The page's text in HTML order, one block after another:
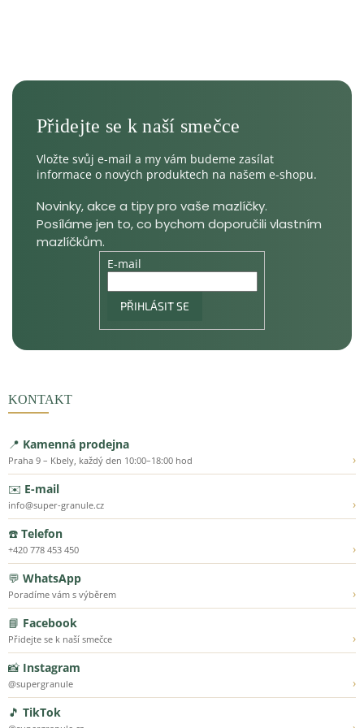
Vložte svůj e-mail a my vám budeme zasílat
informace o nových produktech na našem e-shopu.
E-mail
PŘIHLÁSIT SE
KONTAKT
📍 Kamenná prodejna
Praha 9 – Kbely, každý den 10:00–18:00 hod
›
✉️ E-mail
info@super-granule.cz
›
☎️ Telefon
+420 778 453 450
›
💬 WhatsApp
Poradíme vám s výběrem
›
📘 Facebook
Přidejte se k naší smečce
›
📸 Instagram
@supergranule
›
🎵 TikTok